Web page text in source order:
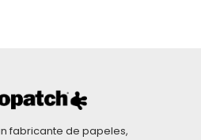
fabricante de papeles,